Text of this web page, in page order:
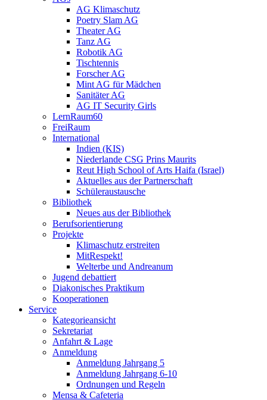
AG Klimaschutz
Poetry Slam AG
Theater AG
Tanz AG
Robotik AG
Tischtennis
Forscher AG
Mint AG für Mädchen
Sanitäter AG
AG IT Security Girls
LernRaum60
FreiRaum
International
Indien (KIS)
Niederlande CSG Prins Maurits
Reut High School of Arts Haifa (Israel)
Aktuelles aus der Partnerschaft
Schüleraustausche
Bibliothek
Neues aus der Bibliothek
Berufsorientierung
Projekte
Klimaschutz erstreiten
MitRespekt!
Welterbe und Andreanum
Jugend debattiert
Diakonisches Praktikum
Kooperationen
Service
Kategorieansicht
Sekretariat
Anfahrt & Lage
Anmeldung
Anmeldung Jahrgang 5
Anmeldung Jahrgang 6-10
Ordnungen und Regeln
Mensa & Cafeteria